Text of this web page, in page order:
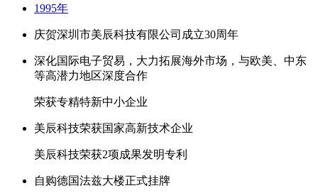
1995年
庆贺深圳市美辰科技有限公司成立30周年
深化国际电子贸易，大力拓展海外市场，与欧美、中东
等高潜力地区深度合作
荣获专精特新中小企业
美辰科技荣获国家高新技术企业
美辰科技荣获2项成果发明专利
自购德国法兹大楼正式挂牌